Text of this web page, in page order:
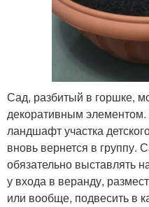
Сад, разбитый в горшке,
декоративным
ландшафт участка
вновь вернется в группу.
обязательно выставлять
у входа в веранду,
или вообще, подвесить в